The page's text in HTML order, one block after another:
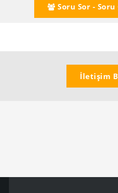
Soru Sor - Soru
İletişim